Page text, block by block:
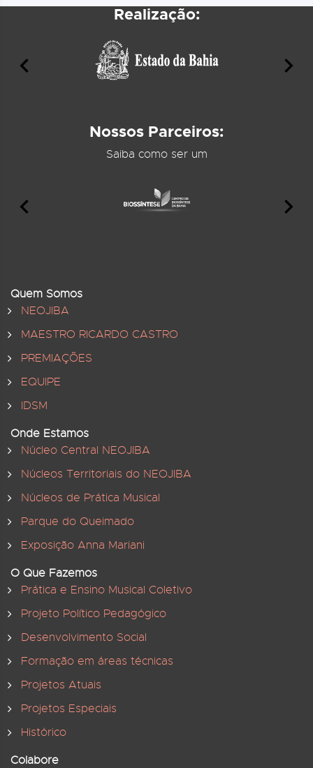
Realização:
Nossos Parceiros:
Saiba como ser um
Quem Somos
NEOJIBA
MAESTRO RICARDO CASTRO
PREMIAÇÕES
EQUIPE
IDSM
Onde Estamos
Núcleo Central NEOJIBA
Núcleos Territoriais do NEOJIBA
Núcleos de Prática Musical
Parque do Queimado
Exposição Anna Mariani
O Que Fazemos
Prática e Ensino Musical Coletivo
Projeto Político Pedagógico
Desenvolvimento Social
Formação em áreas técnicas
Projetos Atuais
Projetos Especiais
Histórico
Colabore